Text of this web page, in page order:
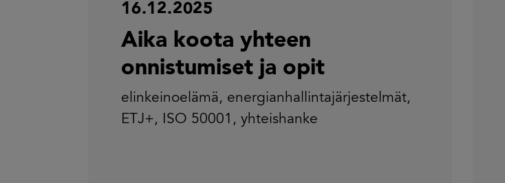
16.12.2025
Aika koota yhteen
onnistumiset ja opit
elinkeinoelämä, energianhallintajärjestelmät,
ETJ+, ISO 50001 , yhteishanke